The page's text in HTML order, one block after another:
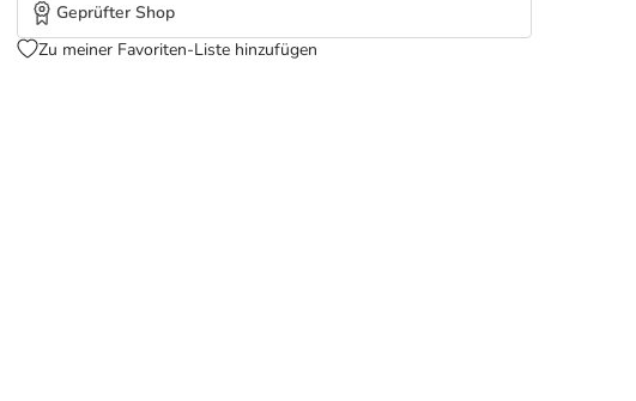
Geprüfter Shop
Zu meiner Favoriten-Liste hinzufügen